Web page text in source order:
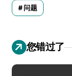
问题
您错过了